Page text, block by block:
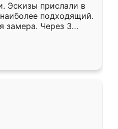
Эскизы прислали в
подходящий.
замера. Через 3
готова. Остались
Ренессанс
работу!